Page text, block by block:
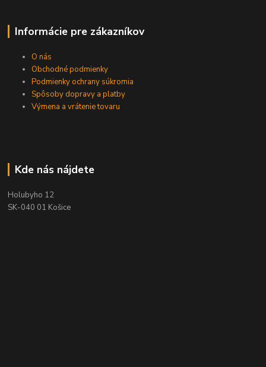
Informácie pre zákazníkov
O nás
Obchodné podmienky
Podmienky ochrany súkromia
Spôsoby dopravy a platby
Výmena a vrátenie tovaru
Kde nás nájdete
Holubyho 12
SK-040 01 Košice